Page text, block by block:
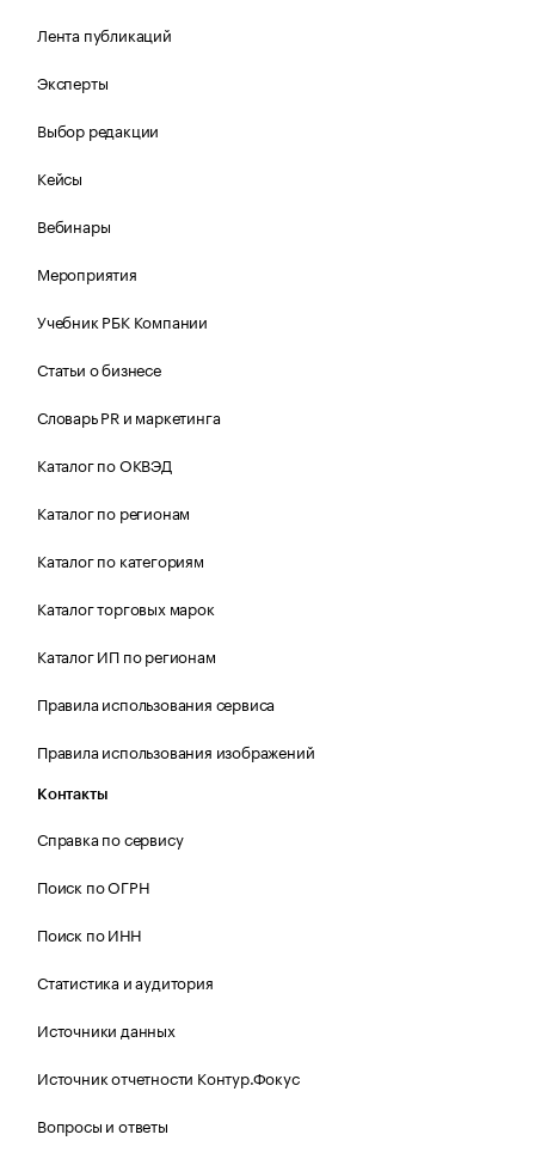
Лента публикаций
Эксперты
Выбор редакции
Кейсы
Вебинары
Мероприятия
Учебник РБК Компании
Статьи о бизнесе
Словарь PR и маркетинга
Каталог по ОКВЭД
Каталог по регионам
Каталог по категориям
Каталог торговых марок
Каталог ИП по регионам
Правила использования сервиса
Правила использования изображений
Контакты
Справка по сервису
Поиск по ОГРН
Поиск по ИНН
Статистика и аудитория
Источники данных
Источник отчетности Контур.Фокус
Вопросы и ответы